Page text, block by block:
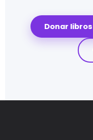
Donar libros